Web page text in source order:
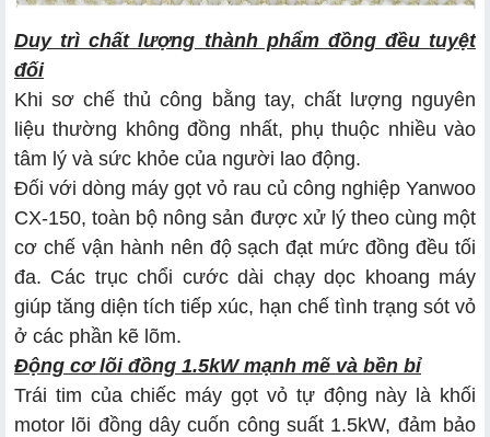
Duy trì chất lượng thành phẩm đồng đều tuyệt
đối
Khi sơ chế thủ công bằng tay, chất lượng nguyên
liệu thường không đồng nhất, phụ thuộc nhiều vào
tâm lý và sức khỏe của người lao động.
Đối với dòng máy gọt vỏ rau củ công nghiệp Yanwoo
CX-150, toàn bộ nông sản được xử lý theo cùng một
cơ chế vận hành nên độ sạch đạt mức đồng đều tối
đa. Các trục chổi cước dài chạy dọc khoang máy
giúp tăng diện tích tiếp xúc, hạn chế tình trạng sót vỏ
ở các phần kẽ lõm.
Động cơ lõi đồng 1.5kW mạnh mẽ và bền bỉ
Trái tim của chiếc máy gọt vỏ tự động này là khối
motor lõi đồng dây cuốn công suất 1.5kW, đảm bảo